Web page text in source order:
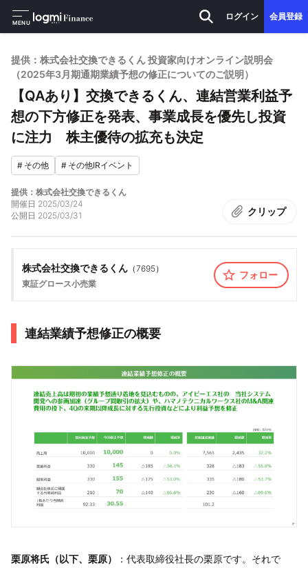
MENU
ログイン 会員登録
提供：株式会社交換できるくん 投資家向けオンライン説明会
（2025年3月期通期業績予想の修正についてのご説明）
【QAあり】交換できるくん、連結営業利益予
想の下方修正を発表、事業成長を優先し投資
に注力 株主優待の拡充も決定
# その他 # その他IRイベント
提供：株式会社交換できるくん
開催日 2025/03/24
公開日 2025/03/31 クリップ
株式会社交換できるくん （7695）
東証グロース小売業
フォロー
連結業績予想修正の概要
栗原将氏（以下、栗原）
：代表取締役社長の栗原です。それで